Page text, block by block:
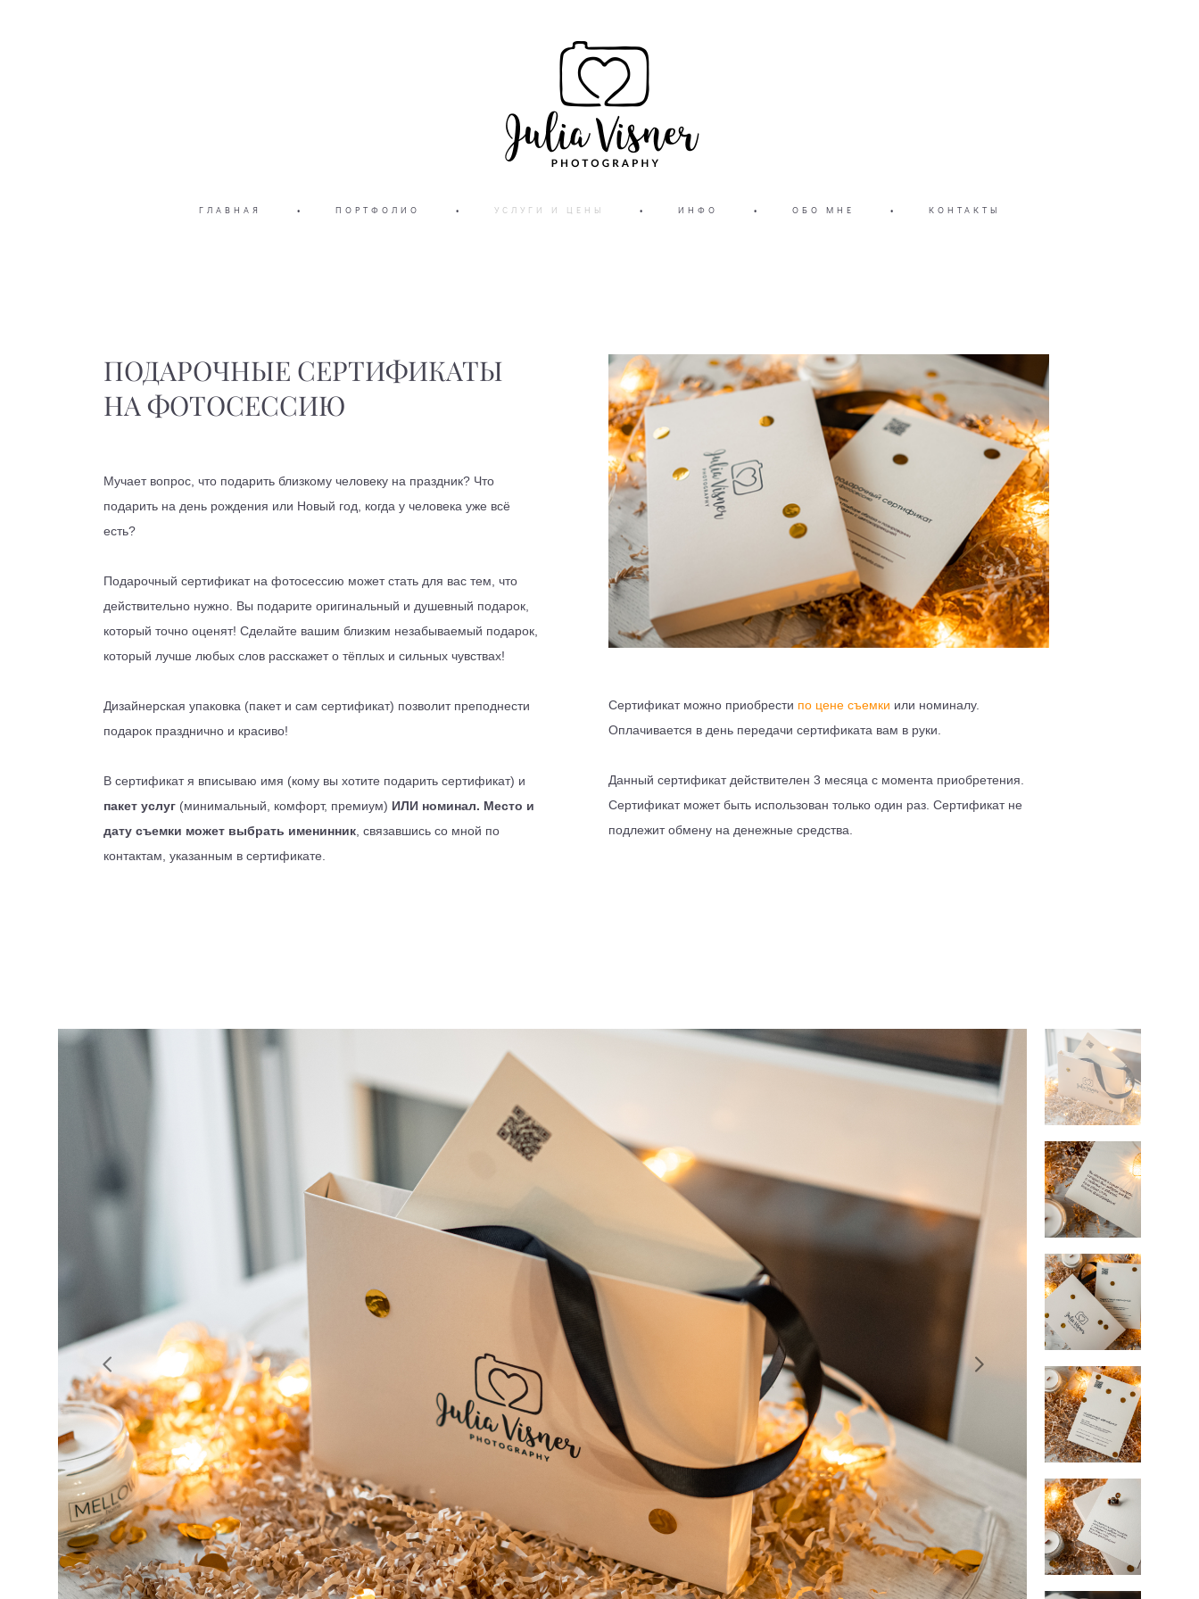
ГЛАВНАЯ • ПОРТФОЛИО • УСЛУГИ И ЦЕНЫ • ИНФО • ОБО МНЕ • КОНТАКТЫ
ПОДАРОЧНЫЕ СЕРТИФИКАТЫ
НА ФОТОСЕССИЮ
Мучает вопрос, что подарить близкому человеку на праздник? Что
подарить на день рождения или Новый год, когда у человека уже всё
есть?
Подарочный сертификат на фотосессию может стать для вас тем, что
действительно нужно. Вы подарите оригинальный и душевный подарок,
который точно оценят! Сделайте вашим близким незабываемый подарок,
который лучше любых слов расскажет о тёплых и сильных чувствах!
Дизайнерская упаковка (пакет и сам сертификат) позволит преподнести
подарок празднично и красиво!
В сертификат я вписываю имя (кому вы хотите подарить сертификат) и
пакет услуг (минимальный, комфорт, премиум) ИЛИ номинал. Место и
дату съемки может выбрать именинник , связавшись со мной по
контактам, указанным в сертификате.
Сертификат можно приобрести по цене съемки или номиналу.
Оплачивается в день передачи сертификата вам в руки.
Данный сертификат действителен 3 месяца с момента приобретения.
Сертификат может быть использован только один раз. Сертификат не
подлежит обмену на денежные средства.